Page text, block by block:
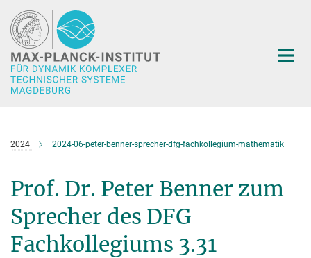
Hauptinhalt
2024 2024-06-peter-benner-sprecher-dfg-fachkollegium-mathematik
Prof. Dr. Peter Benner zum
Sprecher des DFG
Fachkollegiums 3.31